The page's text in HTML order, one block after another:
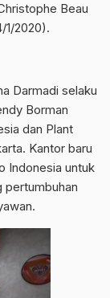
Beau
1/2020).
Darmadi selaku
Borman
dan Plant
Kantor baru
Indonesia untuk
pertumbuhan